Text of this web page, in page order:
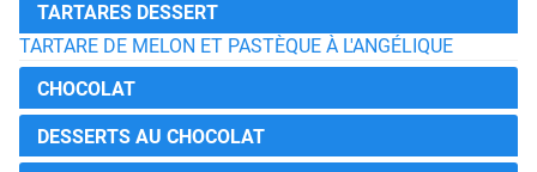
TARTARES DESSERT
TARTARE DE MELON ET PASTÈQUE À L'ANGÉLIQUE
CHOCOLAT
DESSERTS AU CHOCOLAT